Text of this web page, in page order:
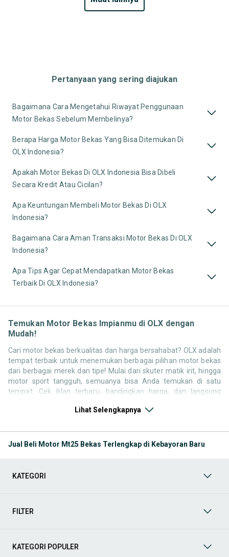
Pertanyaan yang sering diajukan
Bagaimana Cara Mengetahui Riwayat Penggunaan
Motor Bekas Sebelum Membelinya?
Berapa Harga Motor Bekas Yang Bisa Ditemukan Di
OLX Indonesia?
Apakah Motor Bekas Di OLX Indonesia Bisa Dibeli
Secara Kredit Atau Cicilan?
Apa Keuntungan Membeli Motor Bekas Di OLX
Indonesia?
Bagaimana Cara Aman Transaksi Motor Bekas Di OLX
Indonesia?
Apa Tips Agar Cepat Mendapatkan Motor Bekas
Terbaik Di OLX Indonesia?
Temukan Motor Bekas Impianmu di OLX dengan
Mudah!
Cari motor bekas berkualitas dan harga bersahabat? OLX adalah
tempat terbaik untuk menemukan berbagai pilihan motor bekas
dari berbagai merek dan tipe! Mulai dari skuter matik irit, hingga
motor sport tangguh, semuanya bisa Anda temukan di satu
tempat. Cek iklan terbaru, bandingkan harga, dan langsung
motor bekas, jangan lewatkan juga kategori pendukung lainnya
atau bekas
Mulai dari box motor, windshield, jok custom, spion, hingga
sekadar menambah kenyamanan berkendara.
cross, dalam kondisi baru maupun bekas layak pakai.
Lihat Selengkapnya
Jual Beli Motor Mt25 Bekas Terlengkap di Kebayoran Baru
KATEGORI
FILTER
KATEGORI POPULER